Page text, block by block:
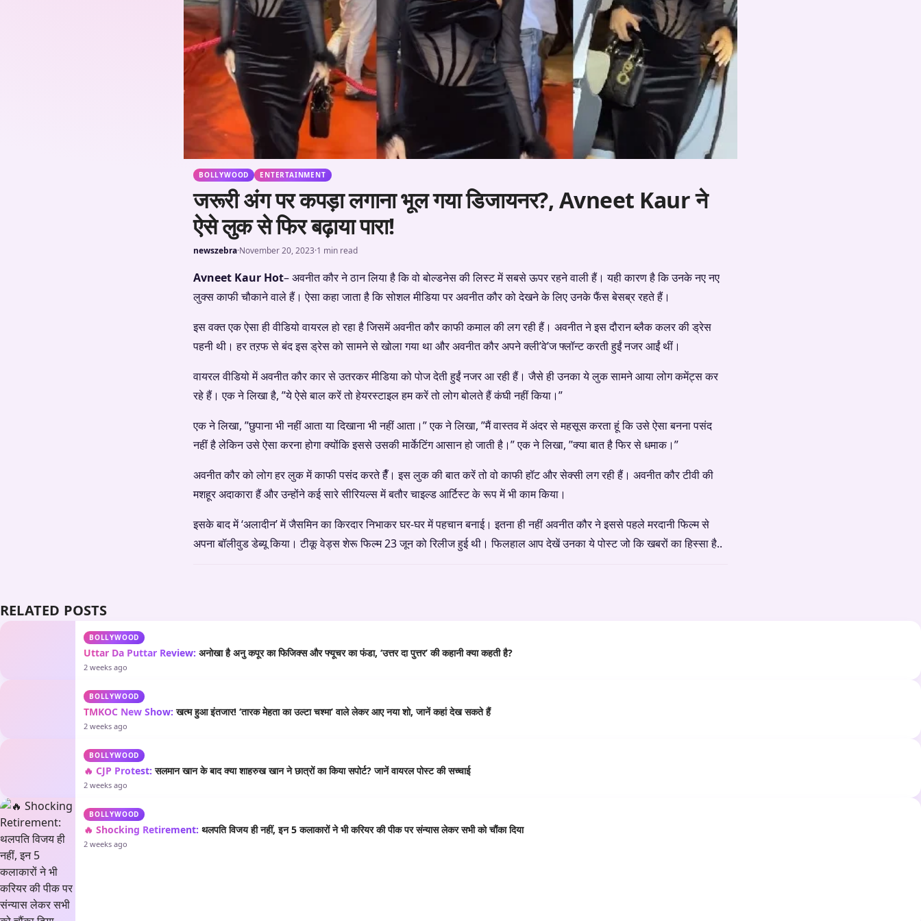
BOLLYWOOD ENTERTAINMENT
जरूरी अंग पर कपड़ा लगाना भूल गया डिजायनर?, Avneet Kaur ने
ऐसे लुक से फिर बढ़ाया पारा!
newszebra·November 20, 2023·1 min read
Avneet Kaur Hot– अवनीत कौर ने ठान लिया है कि वो बोल्डनेस की लिस्ट में सबसे ऊपर रहने वाली हैं। यही कारण है कि उनके नए नए
लुक्स काफी चौकाने वाले हैं। ऐसा कहा जाता है कि सोशल मीडिया पर अवनीत कौर को देखने के लिए उनके फैंस बेसब्र रहते हैं।
इस वक्त एक ऐसा ही वीडियो वायरल हो रहा है जिसमें अवनीत कौर काफी कमाल की लग रही हैं। अवनीत ने इस दौरान ब्लैक कलर की ड्रेस
पहनी थी। हर तऱफ से बंद इस ड्रेस को सामने से खोला गया था और अवनीत कौर अपने क्ली’वे’ज फ्लॉन्ट करती हुईं नजर आईं थीं।
वायरल वीडियो में अवनीत कौर कार से उतरकर मीडिया को पोज देती हुईं नजर आ रही हैं। जैसे ही उनका ये लुक सामने आया लोग कमेंट्स कर
रहे हैं। एक ने लिखा है, ”ये ऐसे बाल करें तो हेयरस्टाइल हम करें तो लोग बोलते हैं कंघी नहीं किया।”
एक ने लिखा, ”छुपाना भी नहीं आता या दिखाना भी नहीं आता।” एक ने लिखा, ”मैं वास्तव में अंदर से महसूस करता हूं कि उसे ऐसा बनना पसंद
नहीं है लेकिन उसे ऐसा करना होगा क्योंकि इससे उसकी मार्केटिंग आसान हो जाती है।” एक ने लिखा, ”क्या बात है फिर से धमाक।”
अवनीत कौर को लोग हर लुक में काफी पसंद करते हैँ। इस लुक की बात करें तो वो काफी हॉट और सेक्सी लग रही हैं। अवनीत कौर टीवी की
मशहूर अदाकारा हैं और उन्होंने कई सारे सीरियल्स में बतौर चाइल्ड आर्टिस्ट के रूप में भी काम किया।
इसके बाद में ‘अलादीन’ में जैसमिन का किरदार निभाकर घर-घर में पहचान बनाई। इतना ही नहीं अवनीत कौर ने इससे पहले मरदानी फिल्म से
अपना बॉलीवुड डेब्यू किया। टीकू वेड्स शेरू फिल्म 23 जून को रिलीज हुई थी। फिलहाल आप देखें उनका ये पोस्ट जो कि खबरों का हिस्सा है..
RELATED POSTS
BOLLYWOOD
Uttar Da Puttar Review: अनोखा है अनु कपूर का फिजिक्स और फ्यूचर का फंडा, ‘उत्तर दा पुत्तर’ की कहानी क्या कहती है?
2 weeks ago
BOLLYWOOD
TMKOC New Show: खत्म हुआ इंतजार! ‘तारक मेहता का उल्टा चश्मा’ वाले लेकर आए नया शो, जानें कहां देख सकते हैं
2 weeks ago
BOLLYWOOD
🔥 CJP Protest: सलमान खान के बाद क्या शाहरुख खान ने छात्रों का किया सपोर्ट? जानें वायरल पोस्ट की सच्चाई
2 weeks ago
BOLLYWOOD
🔥 Shocking Retirement: थलपति विजय ही नहीं, इन 5 कलाकारों ने भी करियर की पीक पर संन्यास लेकर सभी को चौंका दिया
2 weeks ago